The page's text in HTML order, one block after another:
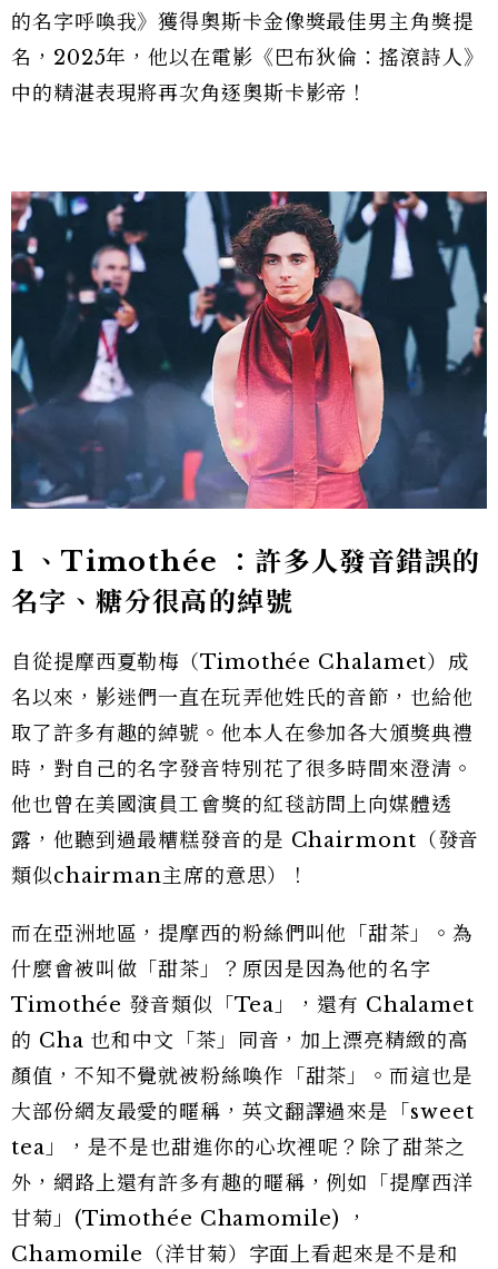
的名字呼喚我》獲得奧斯卡金像獎最佳男主角獎提
名，2025年，他以在電影《巴布狄倫：搖滾詩人》
中的精湛表現將再次角逐奧斯卡影帝！
1 、Timothée ： 許多人發音錯誤的
名字、糖分很高的綽號
自從提摩西夏勒梅（Timothée Chalamet）成
名以來，影迷們一直在玩弄他姓氏的音節，也給他
取了許多有趣的綽號。他本人在參加各大頒獎典禮
時，對自己的名字發音特別花了很多時間來澄清。
他也曾在美國演員工會獎的紅毯訪問上向媒體透
露，他聽到過最糟糕發音的是 Chairmont（發音
類似chairman主席的意思）！
而在亞洲地區，提摩西的粉絲們叫他「甜茶」。為
什麼會被叫做「甜茶」？原因是因為他的名字
Timothée 發音類似「Tea」，還有 Chalamet
的 Cha 也和中文「茶」同音，加上漂亮精緻的高
顏值，不知不覺就被粉絲喚作「甜茶」。而這也是
大部份網友最愛的暱稱，英文翻譯過來是「sweet
tea」，是不是也甜進你的心坎裡呢？除了甜茶之
外，網路上還有許多有趣的暱稱，例如「提摩西洋
甘菊」(Timothée Chamomile) ，
Chamomile（洋甘菊）字面上看起來是不是和